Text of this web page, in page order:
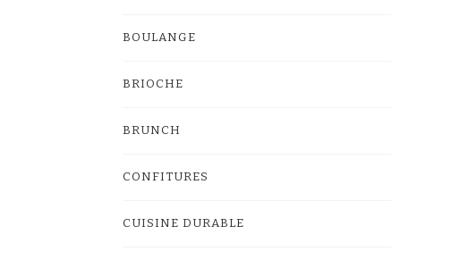
BOULANGE
BRIOCHE
BRUNCH
CONFITURES
CUISINE DURABLE